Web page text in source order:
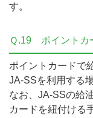
す。
Ｑ.19 ポイントカ
ポイントカードで
JA-SSを利用する
なお、JA-SSの給
カードを紐付ける